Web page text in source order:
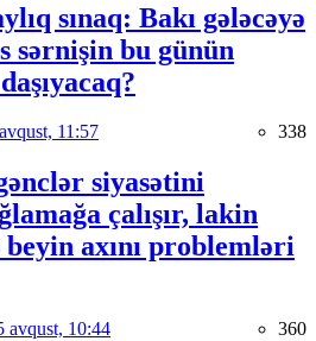
sınaq: Bakı gələcəyə
sərnişin bu günün
11:57 338
siyasətini
çalışır, lakin
axını problemləri
avqust, 10:44 360